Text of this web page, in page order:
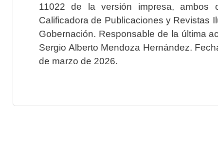
11022 de la versión impresa, ambos
Calificadora de Publicaciones y Revistas
Gobernación. Responsable de la última
Sergio Alberto Mendoza Hernández.
de marzo de 2026.